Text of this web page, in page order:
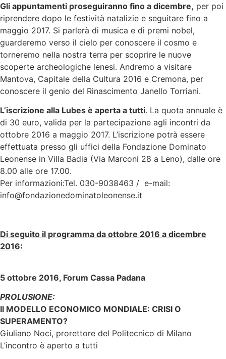
Gli appuntamenti proseguiranno fino a dicembre, per poi
riprendere dopo le festività natalizie e seguitare fino a
maggio 2017. Si parlerà di musica e di premi nobel,
guarderemo verso il cielo per conoscere il cosmo e
torneremo nella nostra terra per scoprire le nuove
scoperte archeologiche lenesi. Andremo a visitare
Mantova, Capitale della Cultura 2016 e Cremona, per
conoscere il genio del Rinascimento Janello Torriani.
L’iscrizione alla Lubes è aperta a tutti. La quota annuale è
di 30 euro, valida per la partecipazione agli incontri da
ottobre 2016 a maggio 2017. L’iscrizione potrà essere
effettuata presso gli uffici della Fondazione Dominato
Leonense in Villa Badia (Via Marconi 28 a Leno), dalle ore
8.00 alle ore 17.00.
Per informazioni:Tel. 030-9038463 / e-mail:
info@fondazionedominatoleonense.it
Di seguito il programma da ottobre 2016 a dicembre
2016:
5 ottobre 2016, Forum Cassa Padana
PROLUSIONE:
Il MODELLO ECONOMICO MONDIALE: CRISI O
SUPERAMENTO?
Giuliano Noci, prorettore del Politecnico di Milano
L’incontro è aperto a tutti